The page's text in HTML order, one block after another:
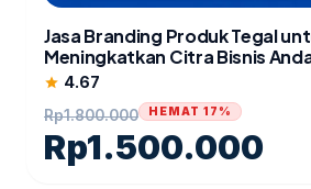
Jasa Branding Produk Tegal
Meningkatkan Citra Bisnis
star 4.67
Rp1.800.000
Rp1.500.000
HEMAT 17%